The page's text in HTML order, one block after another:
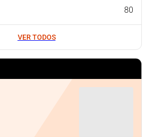
80
VER TODOS